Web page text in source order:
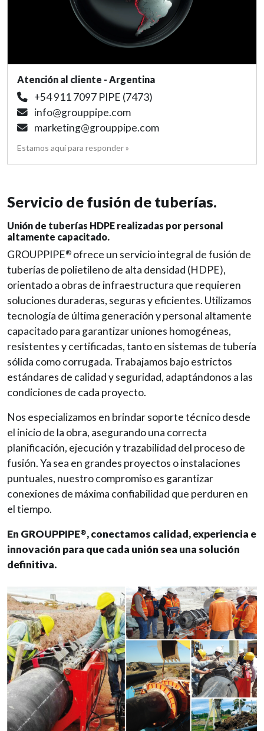
Atención al cliente - Argentina
+54 911 7097 PIPE (7473)
info@grouppipe.com
marketing@grouppipe.com
Estamos aquí para responder »
Servicio de fusión de tuberías.
Unión de tuberías HDPE realizadas por personal
altamente capacitado.
GROUPPIPE® ofrece un servicio integral de fusión de
tuberías de polietileno de alta densidad (HDPE),
orientado a obras de infraestructura que requieren
soluciones duraderas, seguras y eficientes. Utilizamos
tecnología de última generación y personal altamente
capacitado para garantizar uniones homogéneas,
resistentes y certificadas, tanto en sistemas de tubería
sólida como corrugada. Trabajamos bajo estrictos
estándares de calidad y seguridad, adaptándonos a las
condiciones de cada proyecto.
Nos especializamos en brindar soporte técnico desde
el inicio de la obra, asegurando una correcta
planificación, ejecución y trazabilidad del proceso de
fusión. Ya sea en grandes proyectos o instalaciones
puntuales, nuestro compromiso es garantizar
conexiones de máxima confiabilidad que perduren en
el tiempo.
En GROUPPIPE®, conectamos calidad, experiencia e
innovación para que cada unión sea una solución
definitiva.